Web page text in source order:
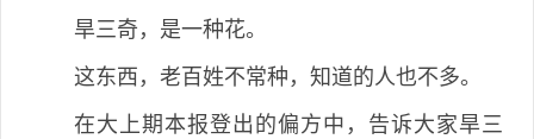
旱三奇，是一种花。
这东西，老百姓不常种，知道的人也不多。
在大上期本报登出的偏方中，告诉大家旱三